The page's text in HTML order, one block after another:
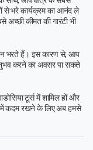
से भरे कार्यक्रम का आनंद ले
अच्छी कीमत की गारंटी भी
भरते हैं। इस कारण से, आप
करने का अवसर पा सकते
टूर्स में शामिल हों और
में कदम रखने के लिए अब हमसे